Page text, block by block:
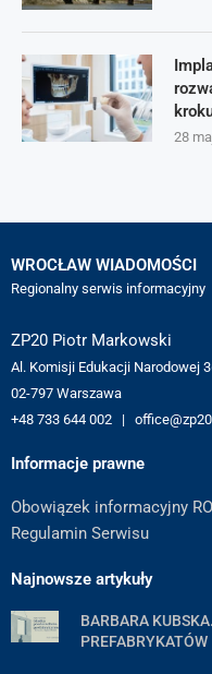
28
WROCŁAW WIADOMOŚCI
Regionalny serwis informacyjny
ZP20 Piotr Markowski
Al. Komisji Edukacji Narodowej
02-797 Warszawa
+48 733 644 002 |
Informacje prawne
Obowiązek informacyjny
Regulamin Serwisu
Najnowsze artykuły
BARBARA
PREFABRYKATÓW